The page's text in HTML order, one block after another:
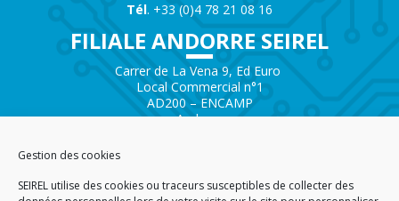
Gestion des cookies
SEIREL utilise des cookies ou traceurs susceptibles de collecter des
Tél. +33 (0)4 78 21 08 16
FILIALE ANDORRE SEIREL
Carrer de La Vena 9, Ed Euro
Local Commercial n°1
AD200 – ENCAMP
Andorra